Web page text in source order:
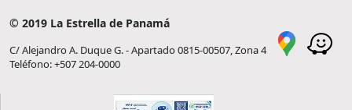
© 2019 La Estrella de Panamá
C/ Alejandro A. Duque G. - Apartado 0815-00507, Zona 4
Teléfono: +507 204-0000